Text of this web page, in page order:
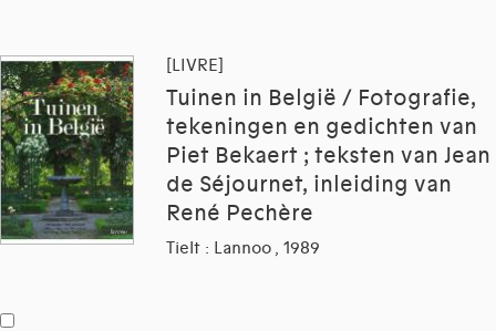
[LIVRE]
Tuinen in België / Fotografie,
tekeningen en gedichten van
Piet Bekaert ; teksten van Jean
de Séjournet, inleiding van
René Pechère
Tielt : Lannoo , 1989